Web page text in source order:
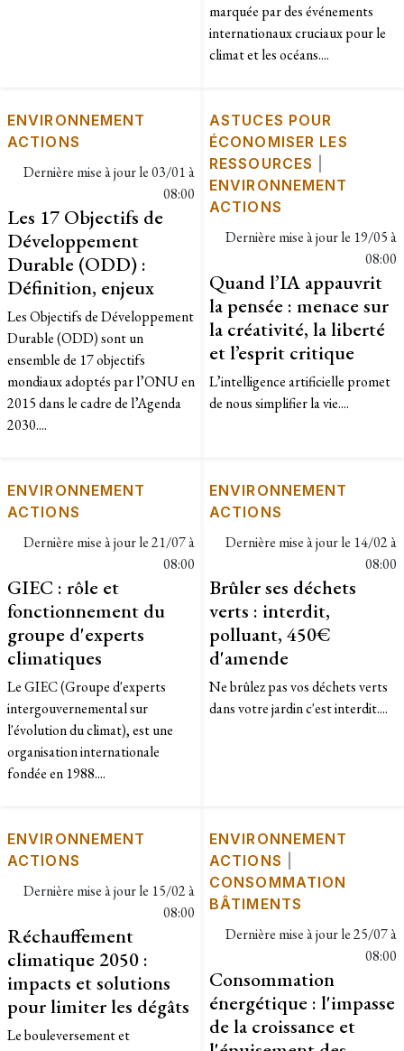
marquée par des événements
internationaux cruciaux pour le
climat et les océans....
ENVIRONNEMENT
ACTIONS
Dernière mise à jour le03/01 à
08:00
Les 17 Objectifs de
Développement
Durable (ODD) :
Définition, enjeux
Les Objectifs de Développement
Durable (ODD) sont un
ensemble de 17 objectifs
mondiaux adoptés par l’ONU en
2015 dans le cadre de l’Agenda
2030....
ASTUCES POUR
ÉCONOMISER LES
RESSOURCES
ENVIRONNEMENT
ACTIONS
Dernière mise à jour le 19/05 à
08:00
Quand l’IA appauvrit
la pensée : menace sur
la créativité, la liberté
et l’esprit critique
L’intelligence artificielle promet
de nous simplifier la vie....
ENVIRONNEMENT
ACTIONS
Dernière mise à jour le21/07 à
08:00
GIEC : rôle et
fonctionnement du
groupe d'experts
climatiques
Le GIEC (Groupe d'experts
intergouvernemental sur
l'évolution du climat), est une
organisation internationale
fondée en 1988....
ENVIRONNEMENT
ACTIONS
Dernière mise à jour le 14/02 à
08:00
Brûler ses déchets
verts : interdit,
polluant, 450€
d'amende
Ne brûlez pas vos déchets verts
dans votre jardin c'est interdit....
ENVIRONNEMENT
ACTIONS
Dernière mise à jour le 15/02 à
08:00
Réchauffement
climatique 2050 :
impacts et solutions
pour limiter les dégâts
Le bouleversement et
ENVIRONNEMENT
ACTIONS
CONSOMMATION
BÂTIMENTS
Dernière mise à jour le25/07 à
08:00
Consommation
énergétique : l'impasse
de la croissance et